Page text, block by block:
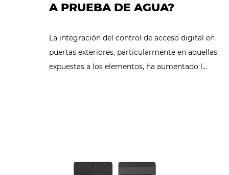
A PRUEBA DE AGUA?
La integración del control de acceso digital en
puertas exteriores, particularmente en aquellas
expuestas a los elementos, ha aumentado l...